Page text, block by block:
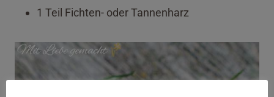
1 Teil Fichten- oder Tannenharz